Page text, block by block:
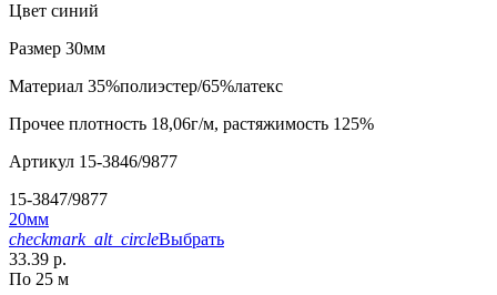
Цвет синий
Размер 30мм
Материал 35%полиэстер/65%латекс
Прочее плотность 18,06г/м, растяжимость 125%
Артикул 15-3846/9877
15-3847/9877
20мм
checkmark_alt_circleВыбрать
33.39 р.
По 25 м